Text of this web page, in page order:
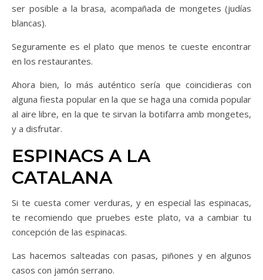
ser posible a la brasa, acompañada de mongetes (judías
blancas).
Seguramente es el plato que menos te cueste encontrar
en los restaurantes.
Ahora bien, lo más auténtico sería que coincidieras con
alguna fiesta popular en la que se haga una comida popular
al aire libre, en la que te sirvan la botifarra amb mongetes,
y a disfrutar.
ESPINACS A LA
CATALANA
Si te cuesta comer verduras, y en especial las espinacas,
te recomiendo que pruebes este plato, va a cambiar tu
concepción de las espinacas.
Las hacemos salteadas con pasas, piñones y en algunos
casos con jamón serrano.